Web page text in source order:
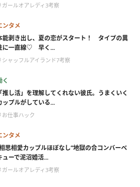
ガールオアレディ3考察
ンタメ
能剥き出し、夏の恋がスタート！ タイプの異
に一直線♡ 早く...
シャッフルアイランド7考察
く
「推し活」を理解してくれない彼氏。うまくいく
ップルがしている...
お仕事ハック
ンタメ
思相愛カップルほぼなし”地獄の合コンバーベ
ューで泥沼婚活...
ガールオアレディ3考察